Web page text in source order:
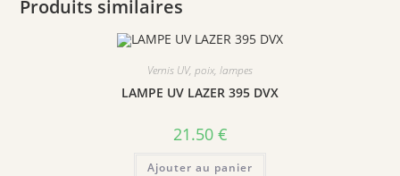
Produits similaires
Vernis UV, poix, lampes
LAMPE UV LAZER 395 DVX
21.50 €
Ajouter au panier